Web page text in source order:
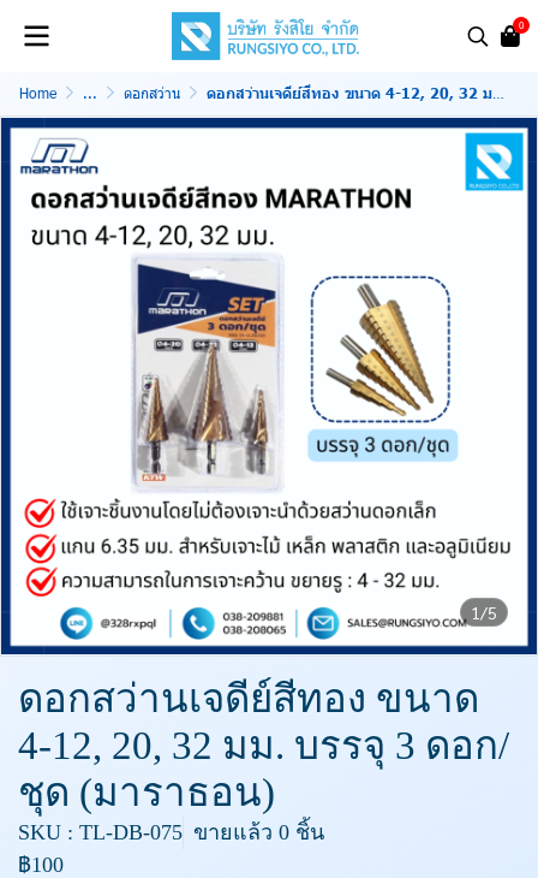
0
Home ... ดอกสว่าน ดอกสว่านเจดีย์สีทอง ขนาด 4-12, 20, 32 มม. บรรจุ 3 ดอก/ชุด (มาราธอน)
1/5
ดอกสว่านเจดีย์สีทอง ขนาด
4-12, 20, 32 มม. บรรจุ 3 ดอก/
ชุด (มาราธอน)
SKU : TL-DB-075 ขายแล้ว 0 ชิ้น
฿100